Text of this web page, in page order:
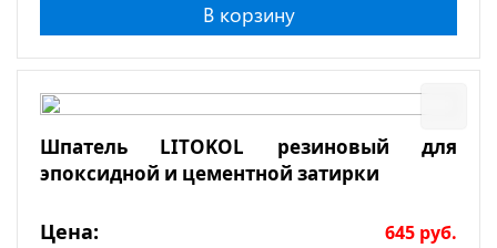
В корзину
Шпатель LITOKOL резиновый для
эпоксидной и цементной затирки
Цена: 645 руб.